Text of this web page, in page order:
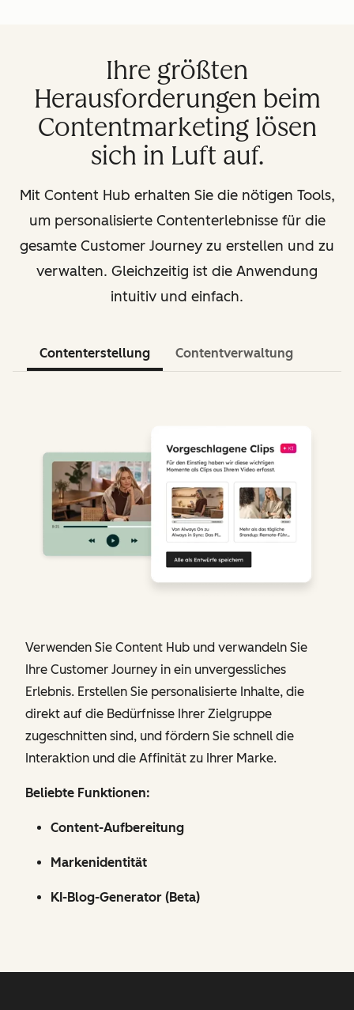
Ihre größten
Herausforderungen beim
Contentmarketing lösen
sich in Luft auf.
Mit Content Hub erhalten Sie die nötigen Tools,
um personalisierte Contenterlebnisse für die
gesamte Customer Journey zu erstellen und zu
verwalten. Gleichzeitig ist die Anwendung
intuitiv und einfach.
Contenterstellung Contentverwaltung
Verwenden Sie Content Hub und verwandeln Sie
Ihre Customer Journey in ein unvergessliches
Erlebnis. Erstellen Sie personalisierte Inhalte, die
direkt auf die Bedürfnisse Ihrer Zielgruppe
zugeschnitten sind, und fördern Sie schnell die
Interaktion und die Affinität zu Ihrer Marke.
Beliebte Funktionen:
Content-Aufbereitung
Markenidentität
KI-Blog-Generator (Beta)